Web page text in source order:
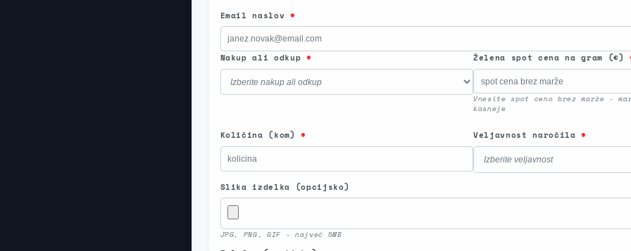
Email naslov*
Nakup ali odkup* Želena spot cena na gram (€)
Vnesite spot ceno brez marže -
kasneje
Količina (kom)* Veljavnost naročila*
Slika izdelka (opcijsko)
JPG, PNG, GIF - največ 5MB